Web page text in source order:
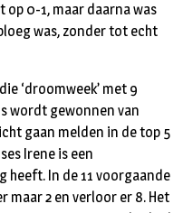
0-1, maar daarna was
was, zonder tot echt
‘droomweek’ met 9
wordt gewonnen van
gaan melden in de top 5
Irene is een
In de 11 voorgaande
2 en verloor er 8. Het